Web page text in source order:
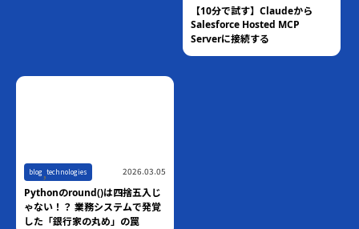
【10分で試す】Claudeから
Salesforce Hosted MCP
Serverに接続する
blog ,technologies 2026.03.05
Pythonのround()は四捨五入じ
ゃない！？ 業務システムで発覚
した「銀行家の丸め」の罠